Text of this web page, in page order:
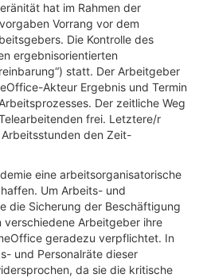
hat im Rahmen der
Vorrang vor dem
Die Kontrolle des
ergebnisorientierten
statt. Der Arbeitgeber
Akteur Ergebnis und Termin
Der zeitliche Weg
frei. Letztere/r
den Zeit-
eine arbeitsorganisatorische
Um Arbeits- und
die Sicherung der Beschäftigung
verschiedene Arbeitgeber ihre
geradezu verpflichtet. In
und Personalräte dieser
da sie die kritische